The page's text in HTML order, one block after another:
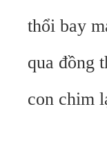
thổi bay
qua đồng
con chim